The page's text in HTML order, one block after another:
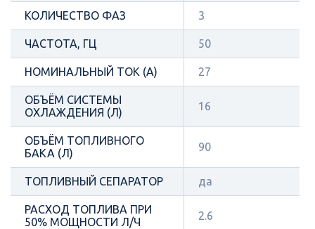
КОЛИЧЕСТВО ФАЗ 3
ЧАСТОТА, ГЦ 50
НОМИНАЛЬНЫЙ ТОК (А) 27
ОБЪЁМ СИСТЕМЫ
ОХЛАЖДЕНИЯ (Л)
16
ОБЪЁМ ТОПЛИВНОГО
БАКА (Л)
90
ТОПЛИВНЫЙ СЕПАРАТОР да
РАСХОД ТОПЛИВА ПРИ
50% МОЩНОСТИ Л/Ч
2.6